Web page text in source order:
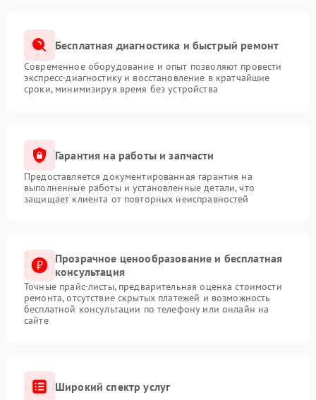
Бесплатная диагностика и быстрый ремонт
Современное оборудование и опыт позволяют провести
экспресс-диагностику и восстановление в кратчайшие
сроки, минимизируя время без устройства
Гарантия на работы и запчасти
Предоставляется документированная гарантия на
выполненные работы и установленные детали, что
защищает клиента от повторных неисправностей
Прозрачное ценообразование и бесплатная
консультация
Точные прайс-листы, предварительная оценка стоимости
ремонта, отсутствие скрытых платежей и возможность
бесплатной консультации по телефону или онлайн на
сайте
Широкий спектр услуг